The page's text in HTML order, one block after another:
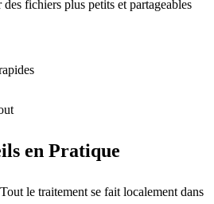
des fichiers plus petits et partageables
en Pratique
le traitement se fait localement dans